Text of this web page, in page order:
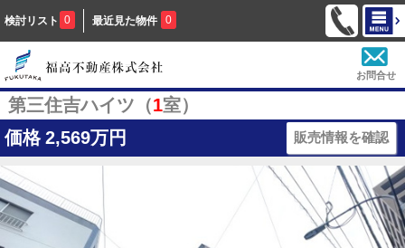
検討リスト 0 最近見た物件 0
お問合せ
第三住吉ハイツ（1室）
価格 2,569万円 販売情報を確認